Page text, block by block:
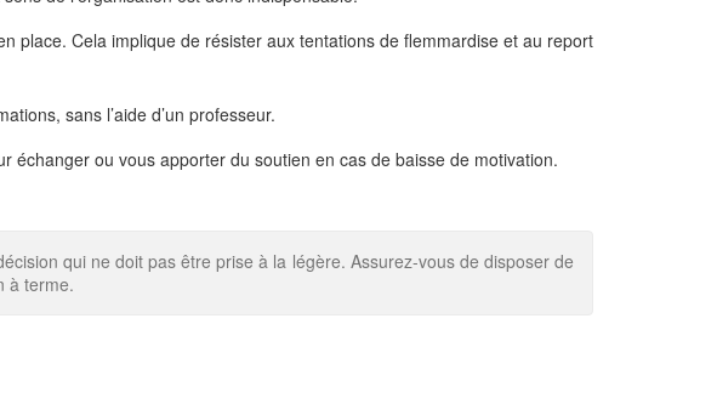
place. Cela implique de résister aux tentations de flemmardise et au report
sans l’aide d’un professeur.
échanger ou vous apporter du soutien en cas de baisse de motivation.
qui ne doit pas être prise à la légère. Assurez-vous de disposer de
à terme.